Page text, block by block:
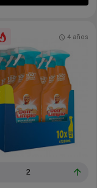
2
4 años